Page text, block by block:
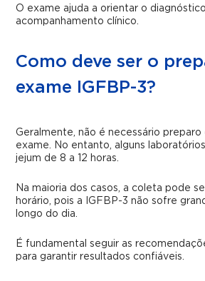
O exame ajuda a orientar o
acompanhamento clínico.
Como deve ser o
exame IGFBP-3?
Geralmente, não é necessário
exame. No entanto, alguns
jejum de 8 a 12 horas.
Na maioria dos casos, a coleta pode
horário, pois a IGFBP-3 não sofre
longo do dia.
É fundamental seguir as
para garantir resultados confiáveis.